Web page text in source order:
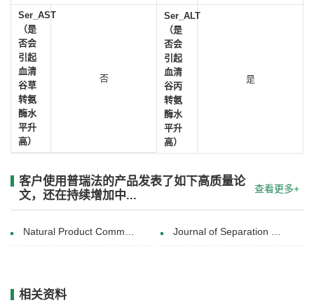
Ser_AST
（是
否会
引起
血清
谷草
转氨
酶水
平升
高）
否
Ser_ALT
（是
否会
引起
血清
谷丙
转氨
酶水
平升
高）
是
客户使用普瑞法的产品发表了如下高质量论
文，还在持续增加中...
查看更多+
Natural Product Communications(July 21, 2020) Journal of Separation Science(22 January 2019)
相关资料